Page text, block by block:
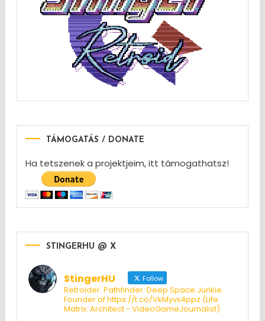
TÁMOGATÁS / DONATE
Ha tetszenek a projektjeim, itt támogathatsz!
STINGERHU @ X
StingerHU Follow
Retroider. Pathfinder. Deep Space Junkie.
Founder of https://t.co/VkMyvx4ppz (Life
Matrix: Architect - VideoGameJournalist)